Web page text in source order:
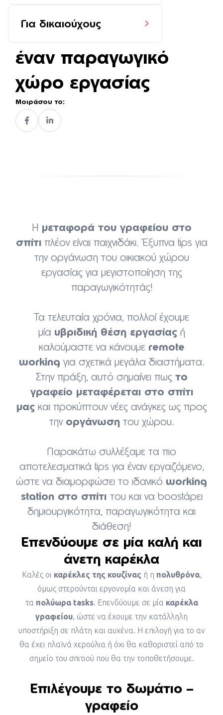
Για δικαιούχους
σπίτι: Συμβουλές για
έναν παραγωγικό
χώρο εργασίας
Μοιράσου το:
Η μεταφορά του γραφείου στο
σπίτι πλέον είναι παιχνιδάκι. Έξυπνα tips για
την οργάνωση του οικιακού χώρου
εργασίας για μεγιστοποίηση της
παραγωγικότητάς!
Τα τελευταία χρόνια, πολλοί έχουμε
μία υβριδική θέση εργασίας ή
καλούμαστε να κάνουμε remote
working για σχετικά μεγάλα διαστήματα.
Στην πράξη, αυτό σημαίνει πως το
γραφείο μεταφέρεται στο σπίτι
μας και προκύπτουν νέες ανάγκες ως προς
την οργάνωση του χώρου.
Παρακάτω συλλέξαμε τα πιο
αποτελεσματικά tips για έναν εργαζόμενο,
ώστε να διαμορφώσει το ιδανικό working
station στο σπίτι του και να boostάρει
δημιουργικότητα, παραγωγικότητα και
διάθεση!
Επενδύουμε σε μία καλή και
άνετη καρέκλα
Καλές οι καρέκλες της κουζίνας ή η πολυθρόνα,
όμως στερούνται εργονομία και άνεση για
τα πολύωρα tasks. Επενδύουμε σε μία καρέκλα
γραφείου, ώστε να έχουμε την κατάλληλη
υποστήριξη σε πλάτη και αυχένα. Η επιλογή για το αν
θα έχει πλαϊνά χερούλια ή όχι θα καθοριστεί από το
σημείο του σπιτιού που θα την τοποθετήσουμε.
Επιλέγουμε το δωμάτιο –
γραφείο